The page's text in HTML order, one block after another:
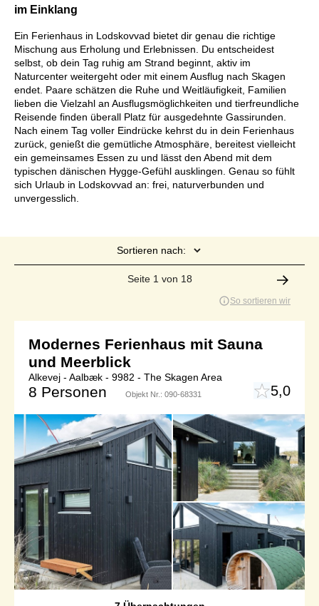
im Einklang
Ein Ferienhaus in Lodskovvad bietet dir genau die richtige
Mischung aus Erholung und Erlebnissen. Du entscheidest
selbst, ob dein Tag ruhig am Strand beginnt, aktiv im
Naturcenter weitergeht oder mit einem Ausflug nach Skagen
endet. Paare schätzen die Ruhe und Weitläufigkeit, Familien
lieben die Vielzahl an Ausflugsmöglichkeiten und tierfreundliche
Reisende finden überall Platz für ausgedehnte Gassirunden.
Nach einem Tag voller Eindrücke kehrst du in dein Ferienhaus
zurück, genießt die gemütliche Atmosphäre, bereitest vielleicht
ein gemeinsames Essen zu und lässt den Abend mit dem
typischen dänischen Hygge-Gefühl ausklingen. Genau so fühlt
sich Urlaub in Lodskovvad an: frei, naturverbunden und
unvergesslich.
Sortieren nach:
Seite 1 von 18
So sortieren wir
Modernes Ferienhaus mit Sauna
und Meerblick
Alkevej - Aalbæk - 9982 - The Skagen Area
8 Personen Objekt Nr.: 090-68331 5,0